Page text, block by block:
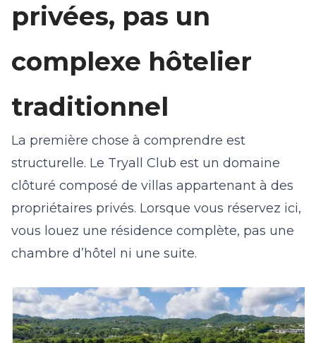
privées, pas un
complexe hôtelier
traditionnel
La première chose à comprendre est
structurelle. Le Tryall Club est un domaine
clôturé composé de villas appartenant à des
propriétaires privés. Lorsque vous réservez ici,
vous louez une résidence complète, pas une
chambre d’hôtel ni une suite.